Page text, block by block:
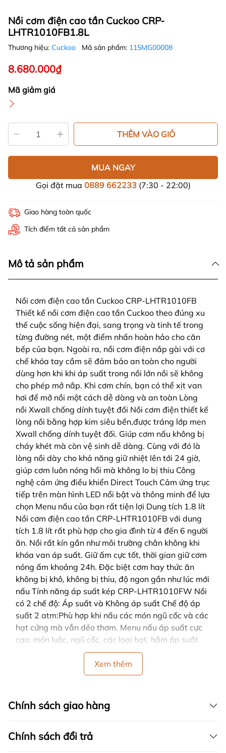
Nồi cơm điện cao tần Cuckoo CRP-
LHTR1010FB1.8L
Thương hiệu: Cuckoo Mã sản phẩm: 115MG00008
8.680.000₫
Mã giảm giá
THÊM VÀO GIỎ
MUA NGAY
Gọi đặt mua 0889 662233(7:30 - 22:00)
Giao hàng toàn quốc
Tích điểm tất cả sản phẩm
Mô tả sản phẩm
Nồi cơm điện cao tần Cuckoo CRP-LHTR1010FB
Thiết kế nồi cơm điện cao tần Cuckoo theo đúng xu
thế cuộc sống hiện đại, sang trọng và tinh tế trong
từng đường nét, một điểm nhấn hoàn hảo cho căn
bếp của bạn. Ngoài ra, nồi cơm điện nắp gài với cơ
chế khóa tay cầm sẽ đảm bảo an toàn cho người
dùng hơn khi khi áp suất trong nồi lớn nồi sẽ không
cho phép mở nắp. Khi cơm chín, bạn có thể xịt van
hơi để mở nồi một cách dễ dàng và an toàn Lòng
nồi Xwall chống dính tuyệt đối Nồi cơm điện thiết kế
lòng nồi bằng hợp kim siêu bền,được tráng lớp men
Xwall chống dính tuyệt đối. Giúp cơm nấu không bị
cháy khét mà còn vệ sinh dễ dàng. Cùng với đó là
lòng nồi dày cho khả năng giữ nhiệt lên tới 24 giờ,
giúp cơm luôn nóng hổi mà không lo bị thiu Công
nghệ cảm ứng điều khiển Direct Touch Cảm ứng trục
tiếp trên màn hình LED nổi bật và thông minh để lựa
chọn Menu nấu của bạn rất tiện lợi Dung tích 1.8 lít
Nồi cơm điện cao tần CRP-LHTR1010FB với dung
tích 1.8 lít rất phù hợp cho gia đình từ 4 đến 6 người
ăn. Nồi rất kín gần như môi trường chân không khi
khóa van áp suất. Giữ ấm cực tốt, thời gian giữ cơm
nóng ấm khoảng 24h. Đặc biệt cơm hay thức ăn
không bị khô, không bị thiu, độ ngon gần như lúc mới
nấu Tính năng áp suất kép CRP-LHTR1010FW Nồi
có 2 chế độ: Áp suất và Không áp suất Chế độ áp
suất 2 atm:Phù hợp khi nấu các món ngũ cốc và các
hạt cứng mà vẫn dẻo thơm. Menu nấu áp suất cực
cao: món luộc, ngũ cốc, các loại hạt, hầm áp suất
cao, gà tần sâm… Chế độ không áp suất:Cơm vẫn
mềm, xốp, kết hợp nấu cùng các loại rau củ mà vẫn
giữ nguyên hương vị ban đầu. Menu nấu không áp
ăn dặm cho bé Nắp vung bằng Fullstainless có thể
tháo rời Cuckoo được làm bằng Fullstainless có thể
tiện lợi Với công nghệ áp suất kép cho bạn thay đổi
Xem thêm
Chính sách giao hàng
Chính sách đổi trả